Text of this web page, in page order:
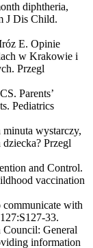
diphtheria,
J Dis Child.
E. Opinie
w Krakowie i
Przegl
Parents’
Pediatrics
wystarczy,
Przegl
and Control.
vaccination
with
33.
General
information